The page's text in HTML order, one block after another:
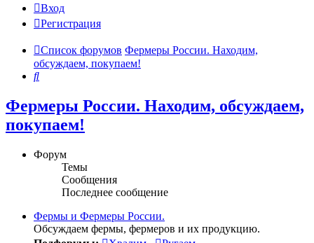
Вход
Регистрация
Список форумов Фермеры России. Находим,
обсуждаем, покупаем!
Поиск
Фермеры России. Находим, обсуждаем,
покупаем!
Форум
Темы
Сообщения
Последнее сообщение
Фермы и Фермеры России.
Обсуждаем фермы, фермеров и их продукцию.